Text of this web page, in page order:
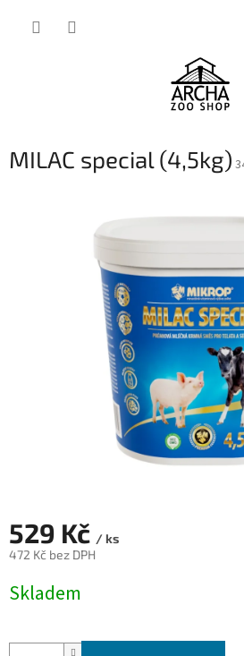
MILAC special (4,5kg)
529 Kč / ks
472 Kč bez DPH
cena:
Skladem